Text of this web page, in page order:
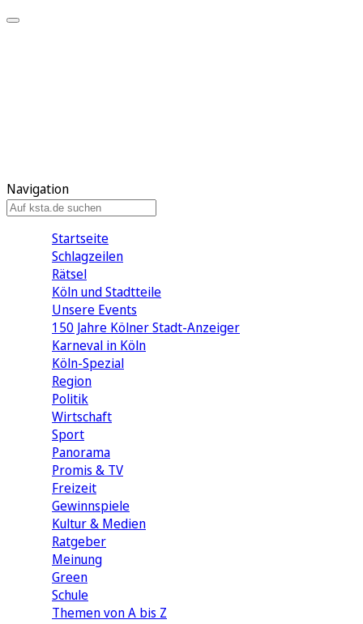
Navigation
Startseite
Schlagzeilen
Rätsel
Köln und Stadtteile
Unsere Events
150 Jahre Kölner Stadt-Anzeiger
Karneval in Köln
Köln-Spezial
Region
Politik
Wirtschaft
Sport
Panorama
Promis & TV
Freizeit
Gewinnspiele
Kultur & Medien
Ratgeber
Meinung
Green
Schule
Themen von A bis Z